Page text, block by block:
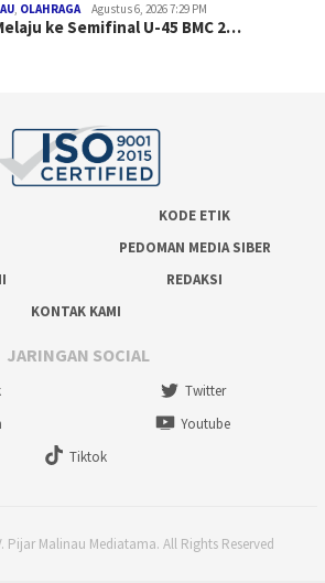
, OLAHRAGA Agustus 6, 2026 7:29 PM
ke Semifinal U-45 BMC 2…
KODE ETIK
PEDOMAN MEDIA SIBER
REDAKSI
KONTAK KAMI
JARINGAN SOCIAL
Twitter
Youtube
Tiktok
Pijar Malinau Mediatama. All Rights Reserved